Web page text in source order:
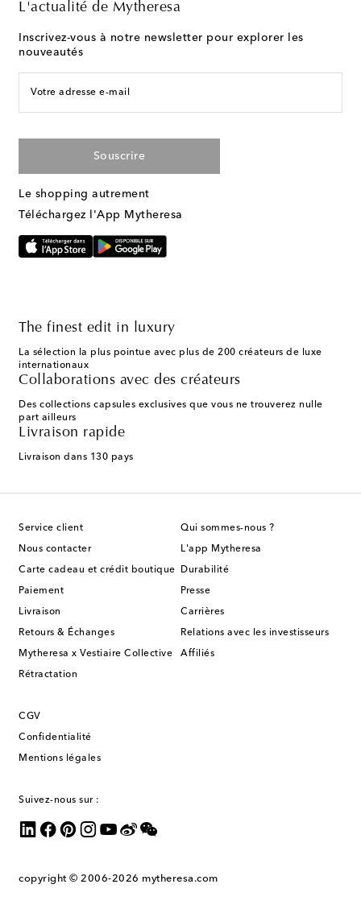
L'actualité de Mytheresa
Inscrivez-vous à notre newsletter pour explorer les
nouveautés
Votre adresse e-mail
Souscrire
Le shopping autrement
Téléchargez l'App Mytheresa
The finest edit in luxury
La sélection la plus pointue avec plus de 200 créateurs de luxe
internationaux
Collaborations avec des créateurs
Des collections capsules exclusives que vous ne trouverez nulle
part ailleurs
Livraison rapide
Livraison dans 130 pays
Service client
Nous contacter
Carte cadeau et crédit boutique
Paiement
Livraison
Retours & Échanges
Mytheresa x Vestiaire Collective
Rétractation
Qui sommes-nous ?
L'app Mytheresa
Durabilité
Presse
Carrières
Relations avec les investisseurs
Affiliés
CGV
Confidentialité
Mentions légales
Suivez-nous sur :
copyright © 2006-2026 mytheresa.com